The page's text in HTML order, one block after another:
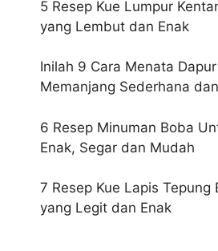
5 Resep Kue Lumpur
yang Lembut dan Enak
Inilah 9 Cara Menata Dapur
Memanjang Sederhana
6 Resep Minuman Boba
Enak, Segar dan Mudah
7 Resep Kue Lapis Tepung
yang Legit dan Enak